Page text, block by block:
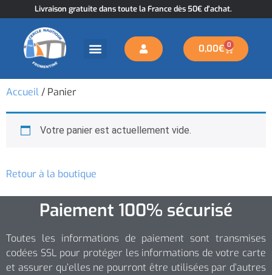
Livraison gratuite dans toute la France dès 50€ d'achat.
0,00€ 0
Accueil / Panier
Votre panier est actuellement vide.
Retour à la boutique
Paiement 100% sécurisé
Toutes les informations de paiement sont transmises
codées SSL pour protéger les informations de votre carte
et assurer qu’elles ne pourront être utilisées par d’autres